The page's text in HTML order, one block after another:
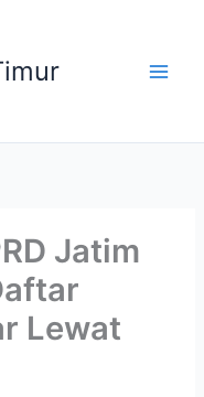
Jatim
Lewat